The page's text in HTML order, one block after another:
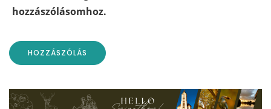
hozzászólásomhoz.